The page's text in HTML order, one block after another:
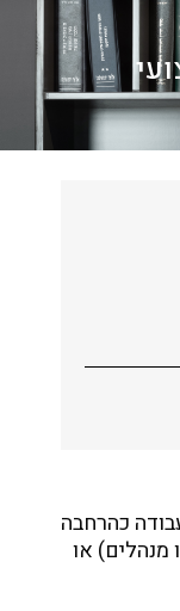
כהרחבה
מנהלים) או